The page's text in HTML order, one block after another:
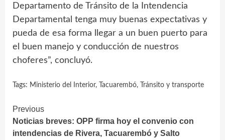
Departamento de Tránsito de la Intendencia
Departamental tenga muy buenas expectativas y
pueda de esa forma llegar a un buen puerto para
el buen manejo y conducción de nuestros
choferes”, concluyó.
Tags: Ministerio del Interior, Tacuarembó, Tránsito y transporte
Continue
Reading
Previous
Noticias breves: OPP firma hoy el convenio con
intendencias de Rivera, Tacuarembó y Salto